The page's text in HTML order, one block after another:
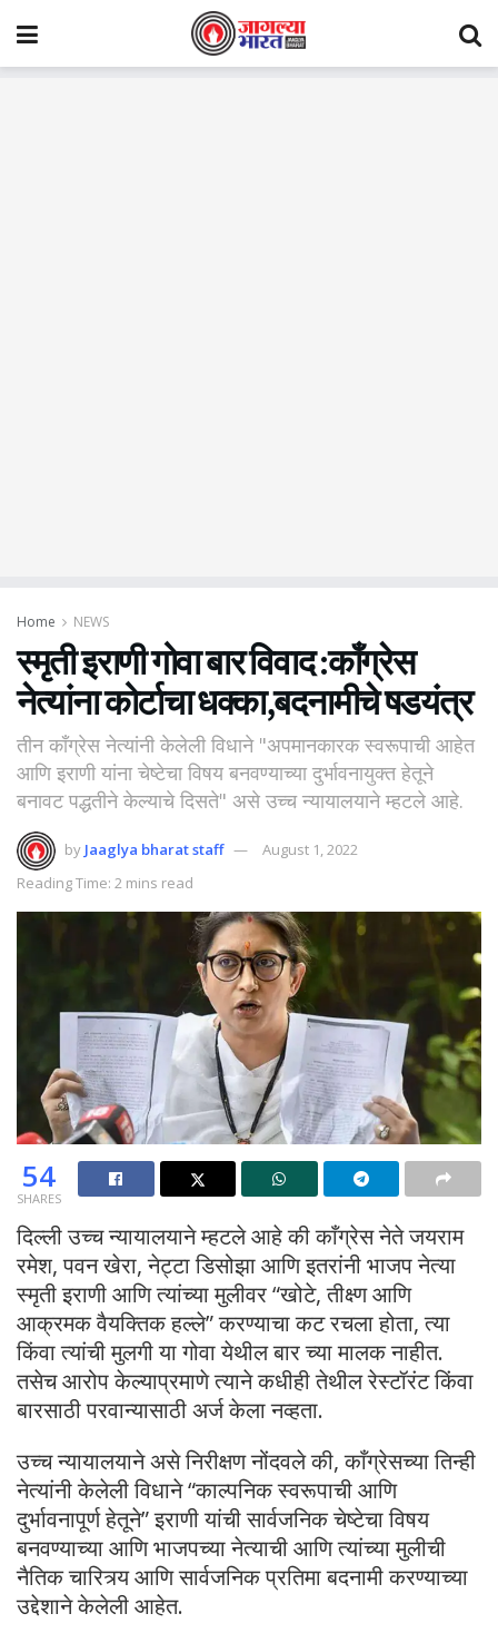
Home NEWS
स्मृती इराणी गोवा बार विवाद :काँग्रेस
नेत्यांना कोर्टाचा धक्का,बदनामीचे षडयंत्र
तीन काँग्रेस नेत्यांनी केलेली विधाने "अपमानकारक स्वरूपाची आहेत
आणि इराणी यांना चेष्टेचा विषय बनवण्याच्या दुर्भावनायुक्त हेतूने
बनावट पद्धतीने केल्याचे दिसते" असे उच्च न्यायालयाने म्हटले आहे.
by Jaaglya bharat staff
August 1, 2022
Reading Time: 2 mins read
54
SHARES
दिल्ली उच्च न्यायालयाने म्हटले आहे की काँग्रेस नेते जयराम
रमेश, पवन खेरा, नेट्टा डिसोझा आणि इतरांनी भाजप नेत्या
स्मृती इराणी आणि त्यांच्या मुलीवर “खोटे, तीक्ष्ण आणि
आक्रमक वैयक्तिक हल्ले” करण्याचा कट रचला होता, त्या
किंवा त्यांची मुलगी या गोवा येथील बार च्या मालक नाहीत.
तसेच आरोप केल्याप्रमाणे त्याने कधीही तेथील रेस्टॉरंट किंवा
बारसाठी परवान्यासाठी अर्ज केला नव्हता.
उच्च न्यायालयाने असे निरीक्षण नोंदवले की, काँग्रेसच्या तिन्ही
नेत्यांनी केलेली विधाने “काल्पनिक स्वरूपाची आणि
दुर्भावनापूर्ण हेतूने” इराणी यांची सार्वजनिक चेष्टेचा विषय
बनवण्याच्या आणि भाजपच्या नेत्याची आणि त्यांच्या मुलीची
नैतिक चारित्र्य आणि सार्वजनिक प्रतिमा बदनामी करण्याच्या
उद्देशाने केलेली आहेत.